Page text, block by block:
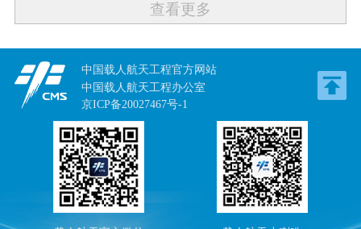
查看更多
中国载人航天工程官方网站
中国载人航天工程办公室
京ICP备20027467号-1